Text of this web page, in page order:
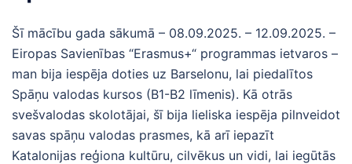
Šī mācību gada sākumā – 08.09.2025. – 12.09.2025. –
Eiropas Savienības “Erasmus+“ programmas ietvaros –
man bija iespēja doties uz Barselonu, lai piedalītos
Spāņu valodas kursos (B1-B2 līmenis). Kā otrās
svešvalodas skolotājai, šī bija lieliska iespēja pilnveidot
savas spāņu valodas prasmes, kā arī iepazīt
Katalonijas reģiona kultūru, cilvēkus un vidi, lai iegūtās